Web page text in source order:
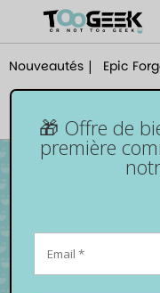
Nouveautés Epic
🎁 Offre de
première